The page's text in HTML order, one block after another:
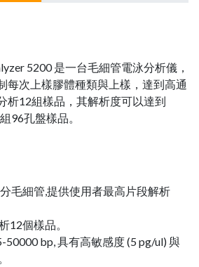
5200 是一台毛細管電泳分析儀，
每次上樣膠體種類與上樣，達到高通
析12組樣品，其解析度可以達到
96孔盤樣品。
毛細管,提供使用者最高片段解析
12個樣品。
50000 bp, 具有高敏感度 (5 pg/ul) 與